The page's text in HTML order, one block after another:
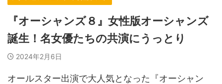
『オーシャンズ８』女性版オーシャンズ
誕生！名女優たちの共演にうっとり
2024年2月6日
オールスター出演で大人気となった『オーシャン